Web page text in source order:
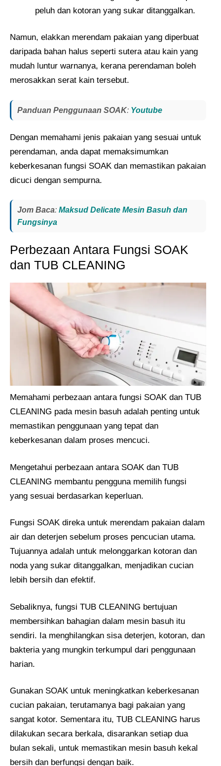
peluh dan kotoran yang sukar ditanggalkan.
Namun, elakkan merendam pakaian yang diperbuat
daripada bahan halus seperti sutera atau kain yang
mudah luntur warnanya, kerana perendaman boleh
merosakkan serat kain tersebut.
Panduan Penggunaan SOAK: Youtube
Dengan memahami jenis pakaian yang sesuai untuk
perendaman, anda dapat memaksimumkan
keberkesanan fungsi SOAK dan memastikan pakaian
dicuci dengan sempurna.
Jom Baca: Maksud Delicate Mesin Basuh dan
Fungsinya
Perbezaan Antara Fungsi SOAK
dan TUB CLEANING
Memahami perbezaan antara fungsi SOAK dan TUB
CLEANING pada mesin basuh adalah penting untuk
memastikan penggunaan yang tepat dan
keberkesanan dalam proses mencuci.
Mengetahui perbezaan antara SOAK dan TUB
CLEANING membantu pengguna memilih fungsi
yang sesuai berdasarkan keperluan.
Fungsi SOAK direka untuk merendam pakaian dalam
air dan deterjen sebelum proses pencucian utama.
Tujuannya adalah untuk melonggarkan kotoran dan
noda yang sukar ditanggalkan, menjadikan cucian
lebih bersih dan efektif.
Sebaliknya, fungsi TUB CLEANING bertujuan
membersihkan bahagian dalam mesin basuh itu
sendiri. Ia menghilangkan sisa deterjen, kotoran, dan
bakteria yang mungkin terkumpul dari penggunaan
harian.
Gunakan SOAK untuk meningkatkan keberkesanan
cucian pakaian, terutamanya bagi pakaian yang
sangat kotor. Sementara itu, TUB CLEANING harus
dilakukan secara berkala, disarankan setiap dua
bulan sekali, untuk memastikan mesin basuh kekal
bersih dan berfungsi dengan baik.